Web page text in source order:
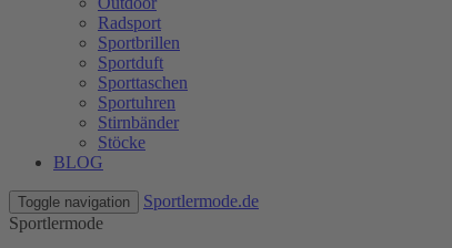
Radsport
Sportbrillen
Sportduft
Sporttaschen
Sportuhren
Stirnbänder
Stöcke
BLOG
Toggle navigation
Sportlermode.de
Sportlermode